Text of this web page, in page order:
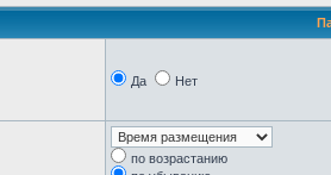
Да Нет
по возрастанию